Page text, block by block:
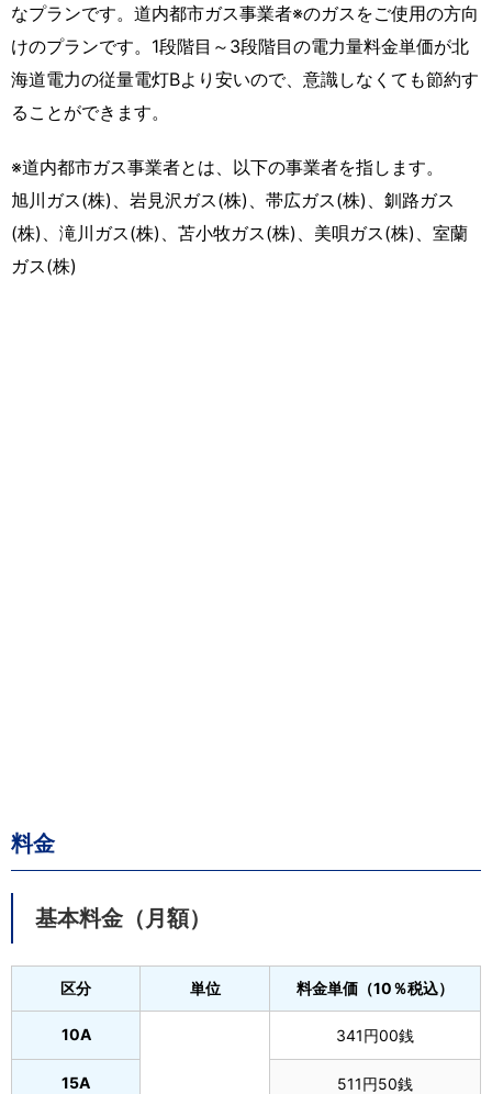
なプランです。道内都市ガス事業者※のガスをご使用の方向
けのプランです。1段階目～3段階目の電力量料金単価が北
海道電力の従量電灯Bより安いので、意識しなくても節約す
ることができます。
※道内都市ガス事業者とは、以下の事業者を指します。
旭川ガス(株)、岩見沢ガス(株)、帯広ガス(株)、釧路ガス
(株)、滝川ガス(株)、苫小牧ガス(株)、美唄ガス(株)、室蘭
ガス(株)
料金
基本料金（月額）
区分 単位 料金単価（10％税込）
10A 341円00銭
15A 511円50銭